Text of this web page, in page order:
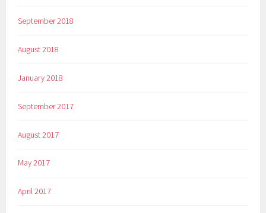
September 2018
August 2018
January 2018
September 2017
August 2017
May 2017
April 2017